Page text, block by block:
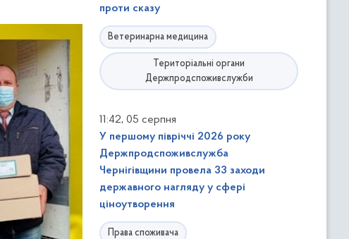
проти сказу
Ветеринарна медицина
Територіальні органи
Держпродспоживслужби
11:42, 05 серпня
У першому півріччі 2026 року
Держпродспоживслужба
Чернігівщини провела 33 заходи
державного нагляду у сфері
ціноутворення
Права споживача